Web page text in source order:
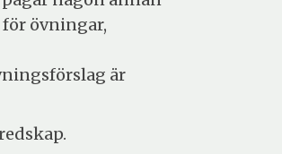
övningar,
är